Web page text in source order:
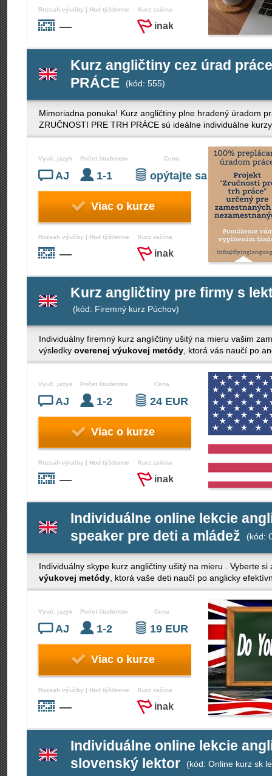
Rozsah výučby | Hod týždenne
—
Kurz začína
inak
Kurz angličtiny cez úrad
PRÁCE
(kód: 555)
Mimoriadna ponuka! Kurz angličtiny plne hradený úradom
ZRUČNOSTI PRE TRH PRÁCE sú ideálne individuálne
Vyuč. jazyk
AJ
Počet študentov
1-1
Cena
opýtajte sa
Viac o kurze
Rozsah výučby | Hod týždenne
—
Kurz začína
inak
Kurz angličtiny pre firmy s
(kód: Firemný kurz Púchov)
Individuálny firemný kurz angličtiny ušitý na mieru vašim
výsledky overenej výukovej metódy , ktorá vás naučí po
Vyuč. jazyk
AJ
Počet študentov
1-2
Cena
24 EUR
Viac o kurze
Rozsah výučby | Hod týždenne
—
Kurz začína
inak
Individuálne online lekcie
speaker pre deti a mládež
(kód:
Individuálny skype kurz angličtiny ušitý na mieru . Vyberte
výukovej metódy , ktorá vaše deti naučí po anglicky
Vyuč. jazyk
AJ
Počet študentov
1-2
Cena
19 EUR
Viac o kurze
Rozsah výučby | Hod týždenne
—
Kurz začína
inak
Individuálne online lekcie
slovenský lektor
(kód: Online kurz sk